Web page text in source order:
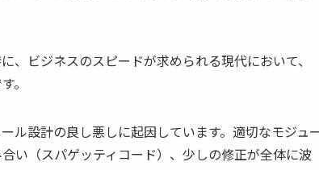
、ビジネスのスピードが求められる現代において、
。
ル設計の良し悪しに起因しています。適切なモジュ
い（スパゲッティコード）、少しの修正が全体に波